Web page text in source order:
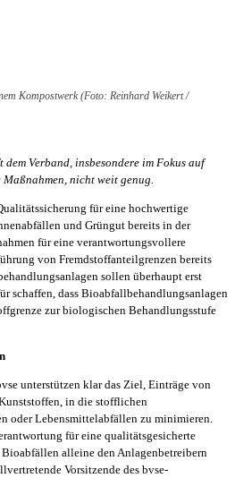
Kompostwerk (Foto: Reinhard Weikert /
Verband, insbesondere im Fokus auf
nicht weit genug.
für eine hochwertige
und Grüngut bereits in der
für eine verantwortungsvollere
von Fremdstoffanteilgrenzen bereits
sollen überhaupt erst
schaffen, dass Bioabfallbehandlungsanlagen
zur biologischen Behandlungsstufe
unterstützen klar das Ziel, Einträge von
in die stofflichen
oder Lebensmittelabfällen zu minimieren.
für eine qualitätsgesicherte
alleine den Anlagenbetreibern
Vorsitzende des bvse-